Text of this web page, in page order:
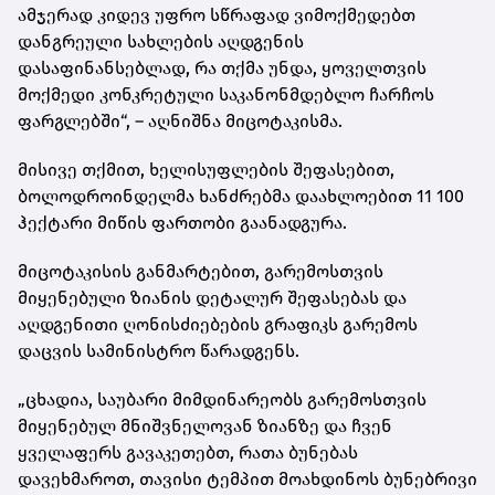
ამჯერად კიდევ უფრო სწრაფად ვიმოქმედებთ
დანგრეული სახლების აღდგენის
დასაფინანსებლად, რა თქმა უნდა, ყოველთვის
მოქმედი კონკრეტული საკანონმდებლო ჩარჩოს
ფარგლებში“, – აღნიშნა მიცოტაკისმა.
მისივე თქმით, ხელისუფლების შეფასებით,
ბოლოდროინდელმა ხანძრებმა დაახლოებით 11 100
ჰექტარი მიწის ფართობი გაანადგურა.
მიცოტაკისის განმარტებით, გარემოსთვის
მიყენებული ზიანის დეტალურ შეფასებას და
აღდგენითი ღონისძიებების გრაფიკს გარემოს
დაცვის სამინისტრო წარადგენს.
„ცხადია, საუბარი მიმდინარეობს გარემოსთვის
მიყენებულ მნიშვნელოვან ზიანზე და ჩვენ
ყველაფერს გავაკეთებთ, რათა ბუნებას
დავეხმაროთ, თავისი ტემპით მოახდინოს ბუნებრივი